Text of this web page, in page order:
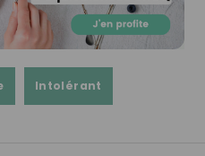
Intolérant